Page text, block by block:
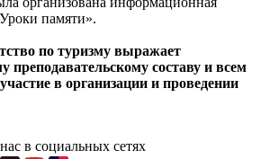
памяти».
по туризму выражает
преподавательскому составу и всем
в организации и проведении
в социальных сетях